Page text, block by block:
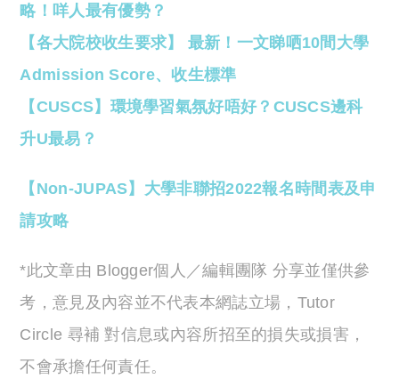
略！咩人最有優勢？
【各大院校收生要求】 最新！一文睇哂10間大學
Admission Score、收生標準
【CUSCS】環境學習氣氛好唔好？CUSCS邊科
升U最易？
【Non-JUPAS】大學非聯招2022報名時間表及申
請攻略
*此文章由 Blogger個人／編輯團隊 分享並僅供參
考，意見及內容並不代表本網誌立場，Tutor
Circle 尋補 對信息或內容所招至的損失或損害，
不會承擔任何責任。